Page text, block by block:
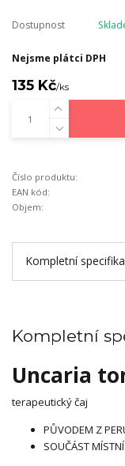
Dostupnost
Nejsme plátci DPH
135 Kč/ks
Číslo produktu:
EAN kód:
Objem:
Kompletní
Kompletní
Uncaria
terapeutický čaj
PŮVODEM Z
SOUČÁST